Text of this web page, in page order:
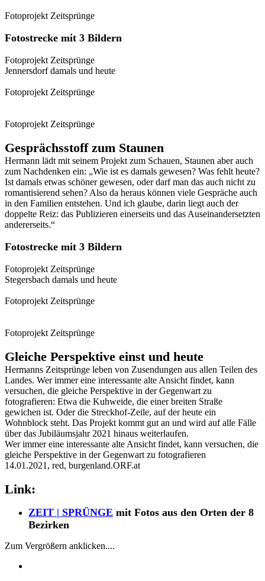
Fotoprojekt Zeitsprünge
Fotostrecke mit 3 Bildern
Fotoprojekt Zeitsprünge
Jennersdorf damals und heute
Fotoprojekt Zeitsprünge
Fotoprojekt Zeitsprünge
Gesprächsstoff zum Staunen
Hermann lädt mit seinem Projekt zum Schauen, Staunen aber auch
zum Nachdenken ein: „Wie ist es damals gewesen? Was fehlt heute?
Ist damals etwas schöner gewesen, oder darf man das auch nicht zu
romantisierend sehen? Also da heraus können viele Gespräche auch
in den Familien entstehen. Und ich glaube, darin liegt auch der
doppelte Reiz: das Publizieren einerseits und das Auseinandersetzten
andererseits.“
Fotostrecke mit 3 Bildern
Fotoprojekt Zeitsprünge
Stegersbach damals und heute
Fotoprojekt Zeitsprünge
Fotoprojekt Zeitsprünge
Gleiche Perspektive einst und heute
Hermanns Zeitsprünge leben von Zusendungen aus allen Teilen des
Landes. Wer immer eine interessante alte Ansicht findet, kann
versuchen, die gleiche Perspektive in der Gegenwart zu
fotografieren: Etwa die Kuhweide, die einer breiten Straße
gewichen ist. Oder die Streckhof-Zeile, auf der heute ein
Wohnblock steht. Das Projekt kommt gut an und wird auf alle Fälle
über das Jubiläumsjahr 2021 hinaus weiterlaufen.
Wer immer eine interessante alte Ansicht findet, kann versuchen, die
gleiche Perspektive in der Gegenwart zu fotografieren
14.01.2021, red, burgenland.ORF.at
Link:
ZEIT | SPRÜNGE mit Fotos aus den Orten der 8
Bezirken
Zum Vergrößern anklicken....